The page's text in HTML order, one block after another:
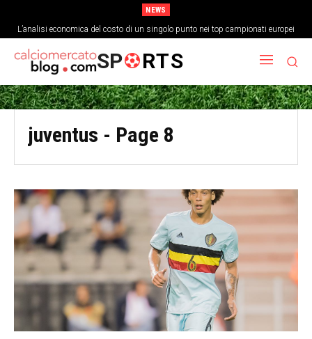
NEWS
L’analisi economica del costo di un singolo punto nei top campionati europei
SP RTS
juventus - Page 8